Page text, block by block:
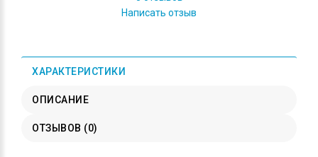
Написать отзыв
ХАРАКТЕРИСТИКИ
ОПИСАНИЕ
ОТЗЫВОВ (0)